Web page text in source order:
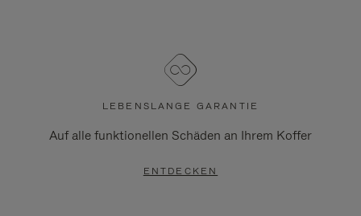
LEBENSLANGE GARANTIE
Auf alle funktionellen Schäden an Ihrem Koffer
ENTDECKEN